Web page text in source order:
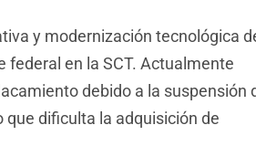
y modernización tecnológica
en la SCT. Actualmente
debido a la suspensión
que dificulta la adquisición de